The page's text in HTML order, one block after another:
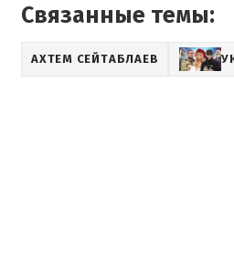
Связанные темы:
АХТЕМ СЕЙТАБЛАЕВ